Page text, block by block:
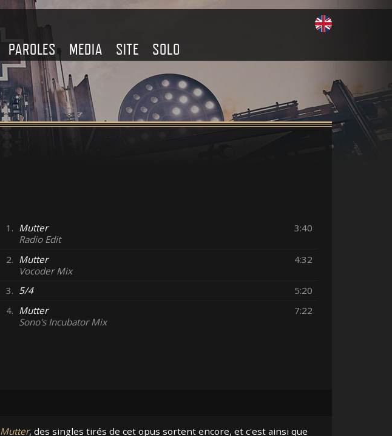
PAROLES MEDIA SITE SOLO
1. Mutter
Radio Edit
3:40
2. Mutter
Vocoder Mix
4:32
3. 5/4
5:20
4. Mutter
Sono's Incubator Mix
7:22
Mutter, des singles tirés de cet opus sortent encore, et c'est ainsi que